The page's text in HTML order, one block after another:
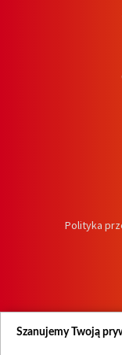
Polityka
Szanujemy Twoją